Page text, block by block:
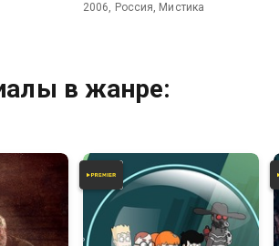
2006, Россия, Мистика
в жанре: